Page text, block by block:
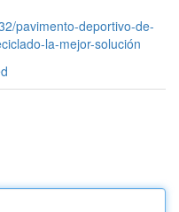
pavimento-deportivo-de-
la-mejor-solución